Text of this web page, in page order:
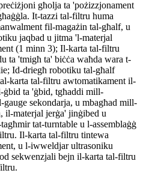
għolja ta 'pożizzjonament
It-tazzi tal-filtru huma
fil-magażin tal-għalf, u
jaqbad u jitma 'l-materjal
(1 minn 3); Il-karta tal-filtru
ta 'tmigħ ta' biċċa waħda wara t-
Id-driegħ robotiku tal-għalf
karta tal-filtru awtomatikament il-
ġbid ta 'ġbid, tgħaddi mill-
gauge sekondarja, u mbagħad mill-
il-materjal jerġa' jinġibed u
tat-turntable u l-assemblaġġ
Il-karta tal-filtru tintewa
u l-iwweldjar ultrasoniku
sekwenzjali bejn il-karta tal-filtru